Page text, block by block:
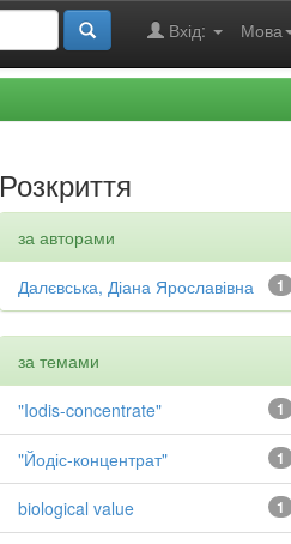
Мова
Вхід:
Розкриття
за авторами
1
Далєвська, Діана Ярославівна
за темами
1
"Iodis-concentrate"
1
"Йодіс-концентрат"
1
biological value